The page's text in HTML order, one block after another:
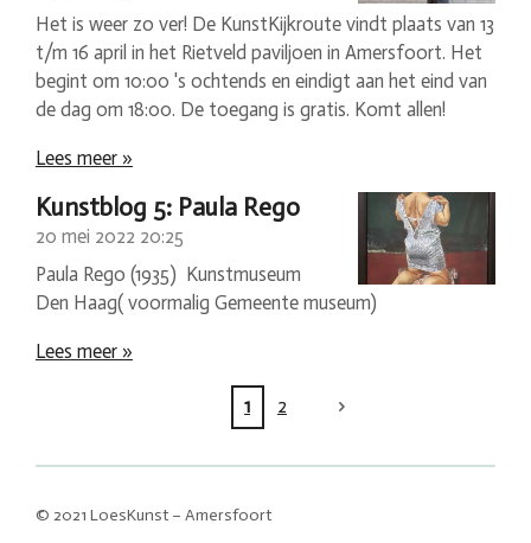
Het is weer zo ver! De KunstKijkroute vindt plaats van 13
t/m 16 april in het Rietveld paviljoen in Amersfoort. Het
begint om 10:00 's ochtends en eindigt aan het eind van
de dag om 18:00. De toegang is gratis. Komt allen!
Lees meer »
Kunstblog 5: Paula Rego
20 mei 2022 20:25
Paula Rego (1935) Kunstmuseum
Den Haag( voormalig Gemeente museum)
Lees meer »
1 2
© 2021 LoesKunst – Amersfoort